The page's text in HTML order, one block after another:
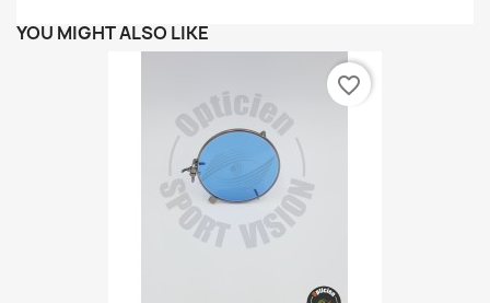
YOU MIGHT ALSO LIKE
favorite_border